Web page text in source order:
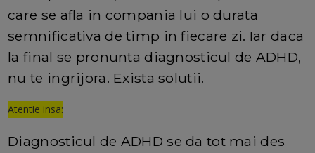
care se afla in compania lui o durata
semnificativa de timp in fiecare zi. Iar daca
la final se pronunta diagnosticul de ADHD,
nu te ingrijora. Exista solutii.
Atentie insa:
Diagnosticul de ADHD se da tot mai des